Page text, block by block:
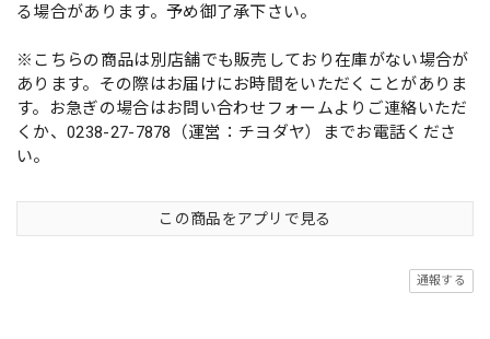
る場合があります。予め御了承下さい。
※こちらの商品は別店舗でも販売しており在庫がない場合が
あります。その際はお届けにお時間をいただくことがありま
す。お急ぎの場合はお問い合わせフォームよりご連絡いただ
くか、0238-27-7878（運営：チヨダヤ）までお電話くださ
い。
この商品をアプリで見る
通報する